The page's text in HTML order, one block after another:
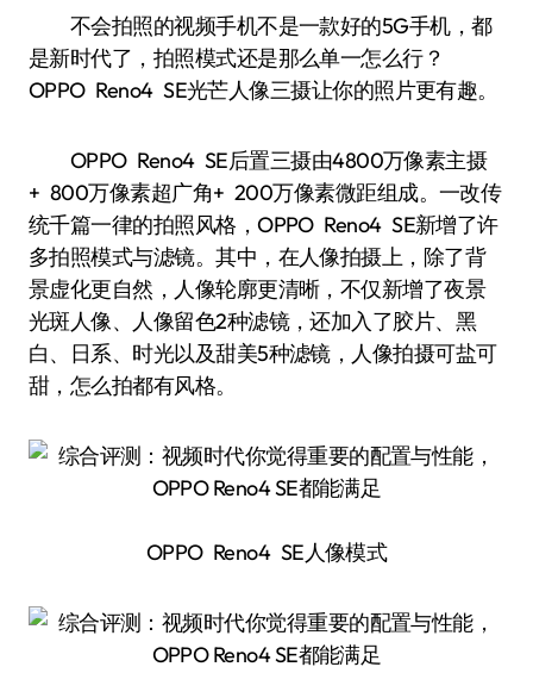
不会拍照的视频手机不是一款好的5G手机，都
是新时代了，拍照模式还是那么单一怎么行？
OPPO Reno4 SE光芒人像三摄让你的照片更有趣。
OPPO Reno4 SE后置三摄由4800万像素主摄
+ 800万像素超广角+ 200万像素微距组成。一改传
统千篇一律的拍照风格，OPPO Reno4 SE新增了许
多拍照模式与滤镜。其中，在人像拍摄上，除了背
景虚化更自然，人像轮廓更清晰，不仅新增了夜景
光斑人像、人像留色2种滤镜，还加入了胶片、黑
白、日系、时光以及甜美5种滤镜，人像拍摄可盐可
甜，怎么拍都有风格。
OPPO Reno4 SE人像模式